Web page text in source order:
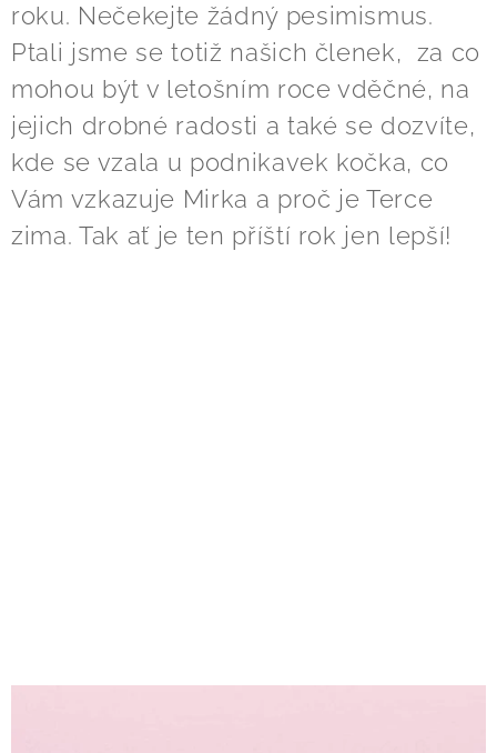
roku. Nečekejte žádný pesimismus.
Ptali jsme se totiž našich členek, za co
mohou být v letošním roce vděčné, na
jejich drobné radosti a také se dozvíte,
kde se vzala u podnikavek kočka, co
Vám vzkazuje Mirka a proč je Terce
zima. Tak ať je ten příští rok jen lepší!